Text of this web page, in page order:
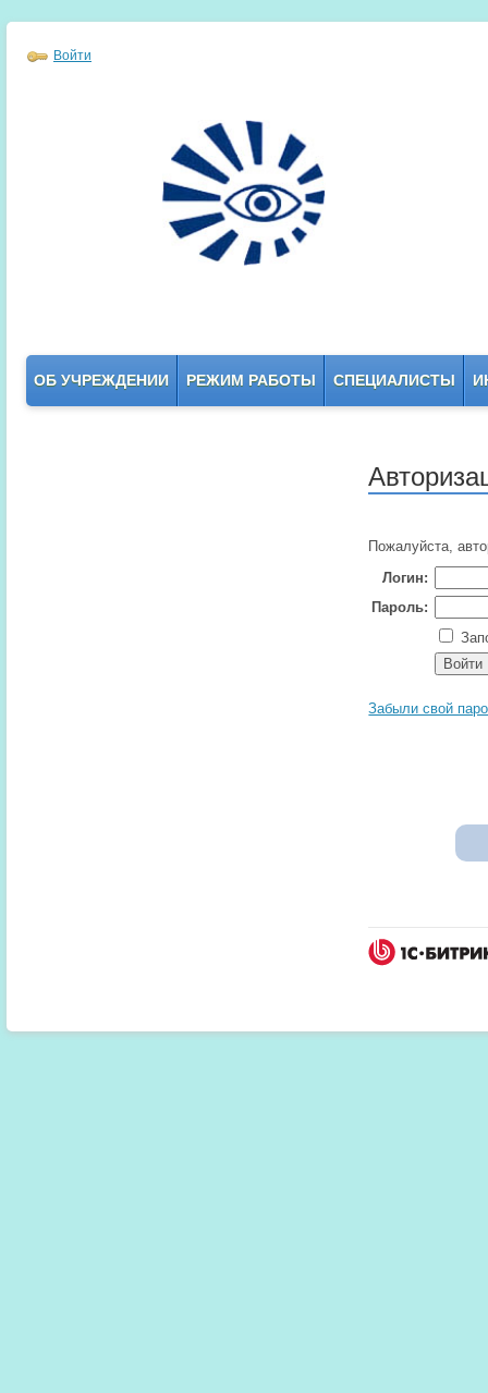
Войти
ОБ УЧРЕЖДЕНИИ РЕЖИМ РАБОТЫ СПЕЦИАЛИСТЫ
Пожалуйста,
Логин:
Пароль:
Забыли свой